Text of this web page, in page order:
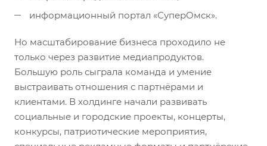
информационный портал «СуперОмск».
Но масштабирование бизнеса проходило не
только через развитие медиапродуктов.
Большую роль сыграла команда и умение
выстраивать отношения с партнёрами и
клиентами. В холдинге начали развивать
социальные и городские проекты, концерты,
конкурсы, патриотические мероприятия,